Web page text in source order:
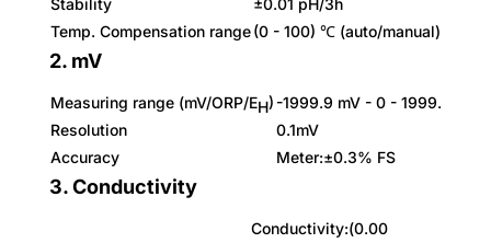
Stability
±0.01 pH/3h
Temp. Compensation range(0 - 100) ℃ (auto/manual)
2. mV
Measuring range (mV/ORP/EH) -1999.9 mV - 0 - 1999.9mV
Resolution
0.1mV
Accuracy
Meter:±0.3% FS
3. Conductivity
Conductivity:(0.00 -